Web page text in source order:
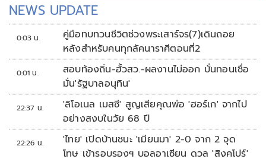
NEWS UPDATE
0:03 น.
คู่มือทบทวนชีวิตช่วงพระเสาร์จร(7)เดินถอย
หลังสำหรับคนทุกลัคนาราศีตอนที่2
0:01 น.
สอบท้องถิ่น-ฮั้วสว.-ผลงานไม่ออก บั่นทอนเชื่อ
มั่น'รัฐบาลอนุทิน'
22:37 น.
'ลิโอเนล เมสซี' สูญเสียคุณพ่อ 'ฮอร์เก' จากไป
อย่างสงบในวัย 68 ปี
22:26 น.
'ไทย' เปิดบ้านชนะ 'เมียนมา' 2-0 จาก 2 จุด
โทษ เข้ารอบรองฯ บอลอาเซียน ดวล 'สิงคโปร์'